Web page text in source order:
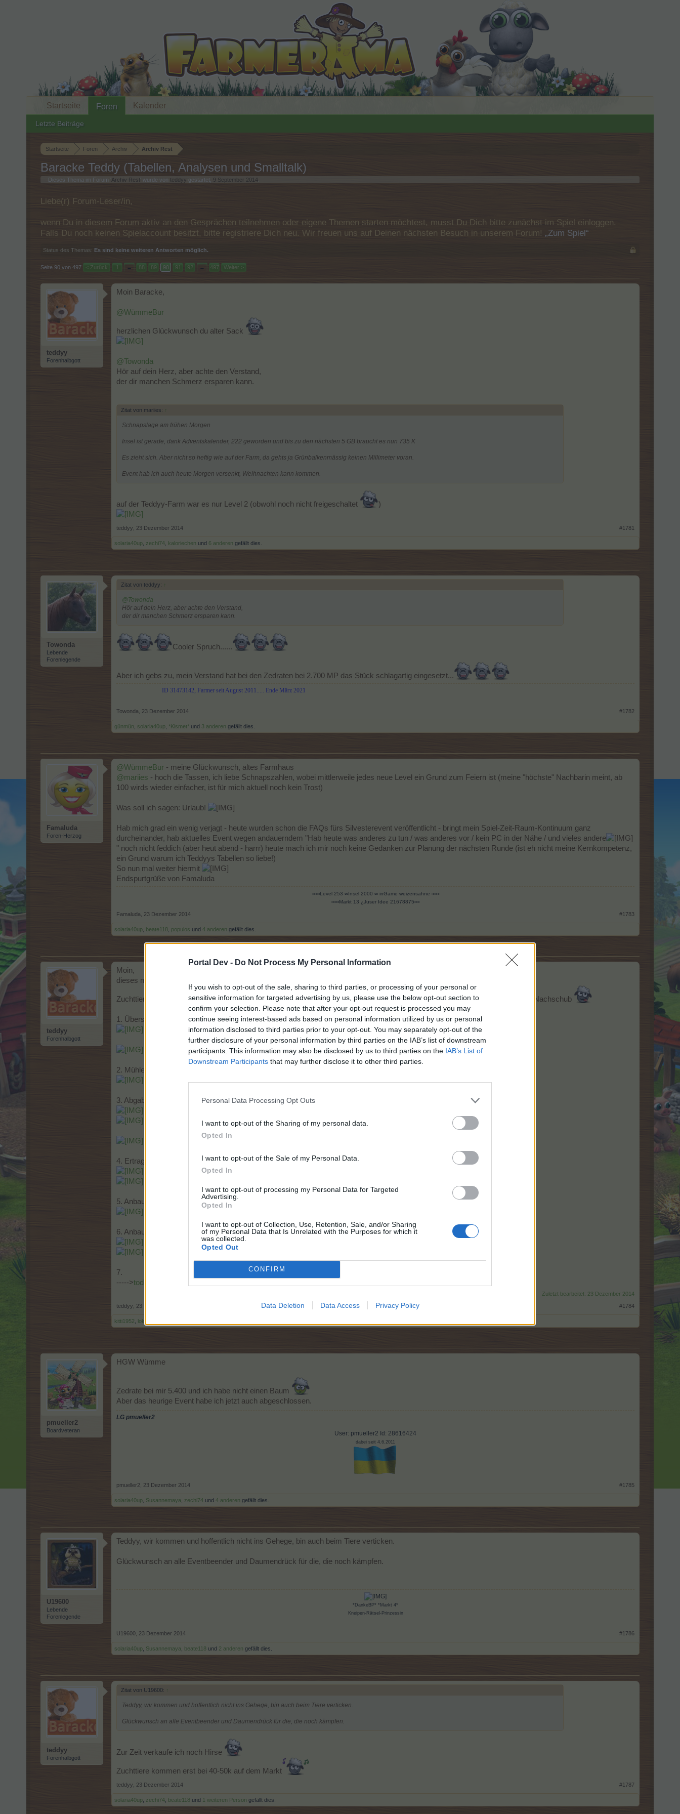
Portal Dev - Do Not Process My Personal Information
If you wish to opt-out of the sale, sharing to third parties, or processing of your personal or
sensitive information for targeted advertising by us, please use the below opt-out section to
confirm your selection. Please note that after your opt-out request is processed you may
continue seeing interest-based ads based on personal information utilized by us or personal
information disclosed to third parties prior to your opt-out. You may separately opt-out of the
further disclosure of your personal information by third parties on the IAB’s list of downstream
participants. This information may also be disclosed by us to third parties on the IAB’s List of
Downstream Participants that may further disclose it to other third parties.
Personal Data Processing Opt Outs
I want to opt-out of the Sharing of my personal data.
Opted In
I want to opt-out of the Sale of my Personal Data.
Opted In
I want to opt-out of processing my Personal Data for Targeted
Advertising.
Opted In
I want to opt-out of Collection, Use, Retention, Sale, and/or Sharing
of my Personal Data that Is Unrelated with the Purposes for which it
was collected.
Opted Out
CONFIRM
Data Deletion Data Access Privacy Policy
Startseite Foren Archiv Archiv Rest
Baracke Teddy (Tabellen, Analysen und Smalltalk)
Dieses Thema im Forum ' Archiv Rest ' wurde von teddyy gestartet, 9 September 2014
Liebe(r) Forum-Leser/in,
wenn Du in diesem Forum aktiv an den Gesprächen teilnehmen oder eigene Themen starten möchtest, musst Du Dich bitte zunächst im Spiel einloggen.
Falls Du noch keinen Spielaccount besitzt, bitte registriere Dich neu. Wir freuen uns auf Deinen nächsten Besuch in unserem Forum! „Zum Spiel“
Status des Themas: Es sind keine weiteren Antworten möglich.
Seite 90 von 497 < Zurück 1 ← 88 89 90 91 92 → 497 Weiter >
teddyy
Forenhalbgott
Moin Baracke,
@WümmeBur
herzlichen Glückwunsch du alter Sack
@Towonda
Hör auf dein Herz, aber achte den Verstand,
der dir manchen Schmerz ersparen kann.
Zitat von mariies: ↑
Schnapslage am frühen Morgen
Insel ist gerade, dank Adventskalender, 222 geworden und bis zu den nächsten 5 GB braucht es nun 735 K
Es zieht sich. Aber nicht so heftig wie auf der Farm, da gehts ja Grünbalkenmässig keinen Millimeter voran.
Event hab ich auch heute Morgen versenkt, Weihnachten kann kommen.
auf der Teddyy-Farm war es nur Level 2 (obwohl noch nicht freigeschaltet )
teddyy 23 Dezember 2014 #1781
solaria40up zechi74 kaloriechen und 6 anderen gefällt dies.
Towonda
Lebende
Forenlegende
Zitat von teddyy: ↑
@Towonda
Hör auf dein Herz, aber achte den Verstand,
der dir manchen Schmerz ersparen kann.
Cooler Spruch......
Aber ich gebs zu, mein Verstand hat bei den Zedraten bei 2.700 MP das Stück schlagartig eingesetzt...
ID 31473142, Farmer seit August 2011..... Ende März 2021
Towonda 23 Dezember 2014 #1782
günmün solaria40up *Kismet* und 3 anderen gefällt dies.
Famaluda
Foren-Herzog
@WümmeBur - meine Glückwunsch, altes Farmhaus
@mariies - hoch die Tassen, ich liebe Schnapszahlen, wobei mittlerweile jedes neue Level ein Grund zum Feiern ist (meine "höchste" Nachbarin meint, ab
100 wirds wieder einfacher, ist für mich aktuell noch kein Trost)
Was soll ich sagen: Urlaub!
Hab mich grad ein wenig verjagt - heute wurden schon die FAQs fürs Silvesterevent veröffentlicht - bringt mein Spiel-Zeit-Raum-Kontinuum ganz
durcheinander, hab aktuelles Event wegen andauerndem "Hab heute was anderes zu tun / was anderes vor / kein PC in der Nähe / und vieles andere
" noch nicht feddich (aber heut abend - harrr) heute mach ich mir noch keine Gedanken zur Planung der nächsten Runde (ist eh nicht meine Kernkompetenz,
ein Grund warum ich Teddyys Tabellen so liebe!)
So nun mal weiter hiermit
Endspurtgrüße von Famaluda
≈≈≈Level 253 ∞Insel 2000 ∞ inGame weizensahne ≈≈≈
≈≈≈Markt 13 ¿Juser Idee 21678875≈≈
Famaluda 23 Dezember 2014 #1783
solaria40up beate118 populos und 4 anderen gefällt dies.
teddyy
Forenhalbgott
Moin,
dieses mal sind die FAQ aber sehr früh veröffentlicht.
Zuchttiere sind auf dem Markt schon ausverkauft. Ich hab aber reichlich davon, wenn die Preise hoch genug sind Sorge ich für Nachschub
1. Übersicht
2. Mühle
3. Abgabenmengen
4. Ertrag / Gewinn je Feld
5. Anbauzeiten
6. Anbauflächen
7.
----->todo-Datei
Zuletzt bearbeitet: 23 Dezember 2014
teddyy
23 Dezember 2014 #1784
kitti1952 loki32061
pmueller2
Boardveteran
HGW Wümme
Zedrate bei mir 5.400 und ich habe nicht einen Baum
Aber das heurige Event habe ich jetzt auch abgeschlossen.
LG pmueller2
User: pmueller2 Id: 28616424
dabei seit 4.6.2011
pmueller2 23 Dezember 2014 #1785
solaria40up Susannemaya zechi74 und 4 anderen gefällt dies.
U19600
Lebende
Forenlegende
Teddyy, wir kommen und hoffentlich nicht ins Gehege, bin auch beim Tiere verticken.
Glückwunsch an alle Eventbeender und Daumendrück für die, die noch kämpfen.
*DankeBP* *Markt 4*
Kneipen-Rätsel-Prinzessin
U19600 23 Dezember 2014 #1786
solaria40up Susannemaya beate118 und 2 anderen gefällt dies.
teddyy
Forenhalbgott
Zitat von U19600: ↑
Teddyy, wir kommen und hoffentlich nicht ins Gehege, bin auch beim Tiere verticken.
Glückwunsch an alle Eventbeender und Daumendrück für die, die noch kämpfen.
Zur Zeit verkaufe ich noch Hirse
Zuchttiere kommen erst bei 40-50k auf dem Markt
teddyy 23 Dezember 2014 #1787
solaria40up zechi74 beate118 und 1 weiteren Person gefällt dies.
Startseite Foren
Letzte Beiträge
Kalender